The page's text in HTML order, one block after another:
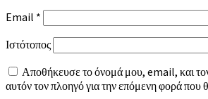
Email *
Ιστότοπος
Αποθήκευσε το όνομά μου, email, και
αυτόν τον πλοηγό για την επόμενη φορά που